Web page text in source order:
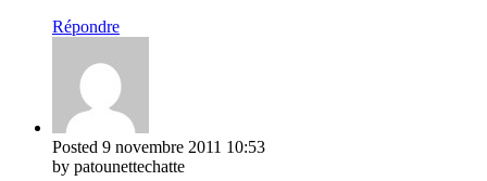
Répondre
Posted 9 novembre 2011 10:53
by patounettechatte